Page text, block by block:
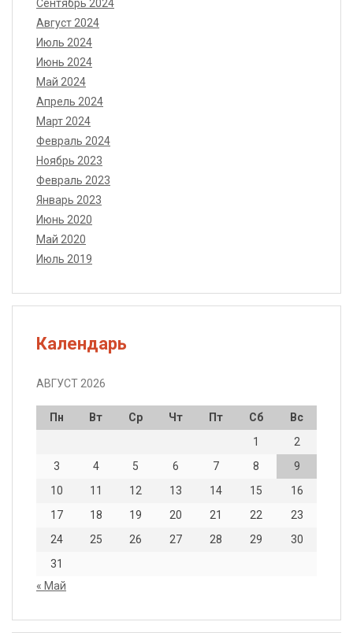
Сентябрь 2024
Август 2024
Июль 2024
Июнь 2024
Май 2024
Апрель 2024
Март 2024
Февраль 2024
Ноябрь 2023
Февраль 2023
Январь 2023
Июнь 2020
Май 2020
Июль 2019
Календарь
АВГУСТ 2026
Пн Вт Ср Чт Пт Сб
Вс
1
2
3
4 5 6 7 8
9
10
11 12 13 14 15
16
17
18 19 20 21 22
23
24
25 26 27 28 29
30
31
« Май